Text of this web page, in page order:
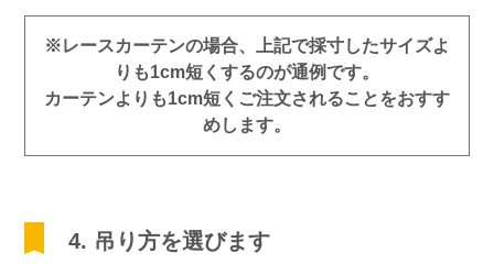
※レースカーテンの場合、上記で採寸したサイズよ
りも1cm短くするのが通例です。
カーテンよりも1cm短くご注文されることをおすす
めします。
4. 吊り方を選びます